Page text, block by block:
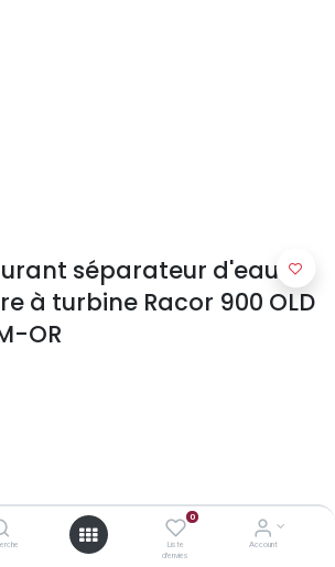
0
Liste
d'envies
Account
séparateur d'eau
à turbine Racor 900 OLD
OR
Ajouter au panier